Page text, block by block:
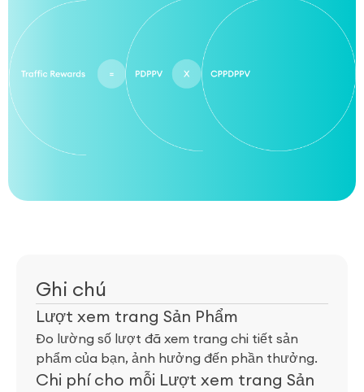
Ghi chú
Lượt xem trang Sản Phẩm
Đo lường số lượt đã xem trang chi tiết sản
phẩm của bạn, ảnh hưởng đến phần thưởng.
Chi phí cho mỗi Lượt xem trang Sản